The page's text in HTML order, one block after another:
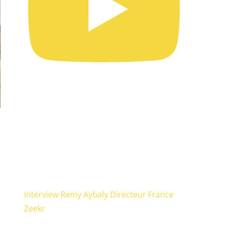
Interview Remy Aybaly Directeur France
Zeekr